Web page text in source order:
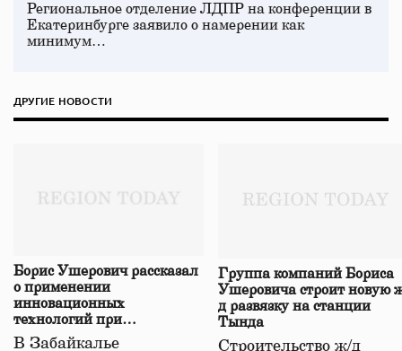
Региональное отделение ЛДПР на конференции в
Екатеринбурге заявило о намерении как
минимум…
ДРУГИЕ НОВОСТИ
Борис Ушерович рассказал
о применении
инновационных
технологий при
строительстве нового моста
В Забайкалье
Группа компаний Бориса
Ушеровича строит новую
д развязку на станции
Тында
Строительство ж/д